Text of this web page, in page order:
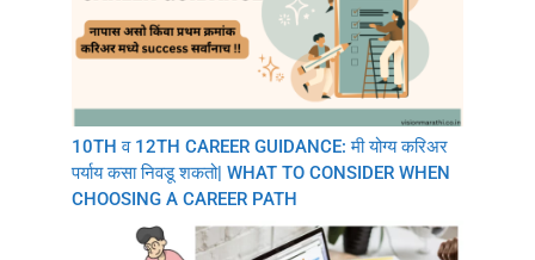
10TH व 12TH CAREER GUIDANCE: मी योग्य करिअर
पर्याय कसा निवडू शकतो| WHAT TO CONSIDER WHEN
CHOOSING A CAREER PATH